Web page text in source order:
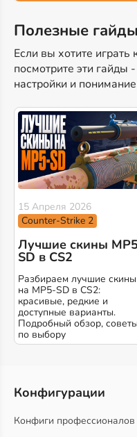
Полезные
Если вы хотите играть
посмотрите эти гайды
настройки и
15 Апреля 2026
Counter-Strike 2
Лучшие скины
SD в CS2
Разбираем лучшие скины
на MP5-SD в CS2:
красивые, редкие и
доступные варианты.
Подробный обзор, советы
по выбору
Конфигурации
Конфиги профессионалов